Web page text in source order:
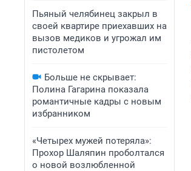
Пьяный челябинец закрыл в
своей квартире приехавших на
вызов медиков и угрожал им
пистолетом
Больше не скрывает:
Полина Гагарина показала
романтичные кадры с новым
избранником
«Четырех мужей потеряла»:
Прохор Шаляпин проболтался
о новой возлюбленной